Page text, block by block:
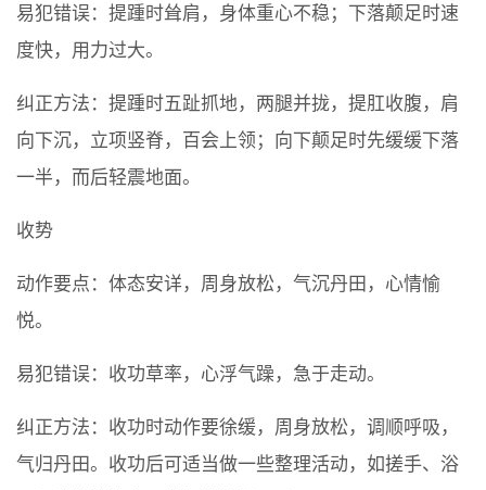
易犯错误：提踵时耸肩，身体重心不稳；下落颠足时速
度快，用力过大。
纠正方法：提踵时五趾抓地，两腿并拢，提肛收腹，肩
向下沉，立项竖脊，百会上领；向下颠足时先缓缓下落
一半，而后轻震地面。
收势
动作要点：体态安详，周身放松，气沉丹田，心情愉
悦。
易犯错误：收功草率，心浮气躁，急于走动。
纠正方法：收功时动作要徐缓，周身放松，调顺呼吸，
气归丹田。收功后可适当做一些整理活动，如搓手、浴